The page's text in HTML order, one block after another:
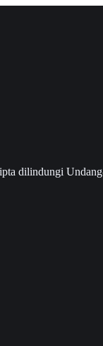
dilindungi